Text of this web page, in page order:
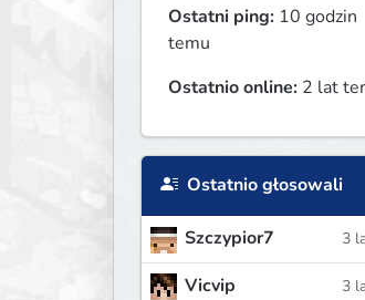
Ostatni ping: 10 godzin
temu
Ostatnio online: 2 lat
Ostatnio głosowali
Szczypior7 3
Vicvip 3